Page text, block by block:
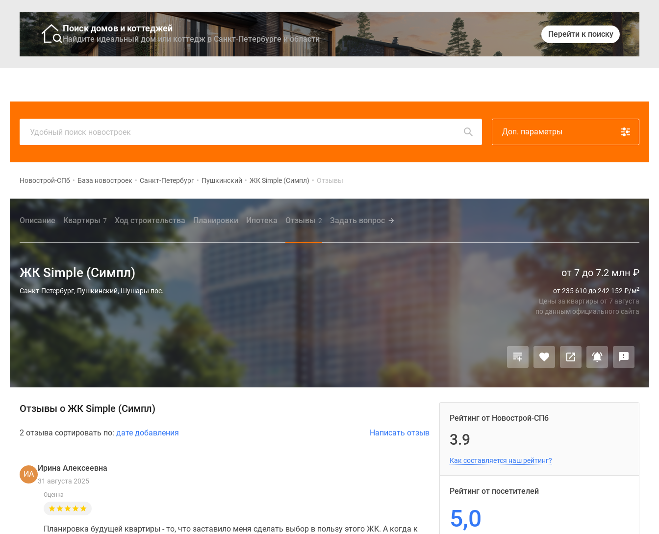
Поиск домов и коттеджей
Найдите идеальный дом или коттедж в Санкт-Петербурге и области
Перейти к поиску
Удобный поиск новостроек Доп. параметры
Новострой-СПб • База новостроек • Санкт-Петербург • Пушкинский • ЖК Simple (Симпл) • Отзывы
Описание Квартиры 7 Ход строительства Планировки Ипотека Отзывы 2 Задать вопрос
ЖК Simple (Симпл)
Санкт-Петербург, Пушкинский, Шушары пос.
от 7 до 7.2 млн ₽
от 235 610 до 242 152 ₽/м2
Цены за квартиры от7 августа
по данным официального сайта
Отзывы о ЖК Simple (Симпл)
2 отзыва сортировать по: дате добавления Написать отзыв
ИА
Ирина Алексеевна
31 августа 2025
Оценка
Планировка будущей квартиры - то, что заставило меня сделать выбор в пользу этого ЖК. А когда к
Рейтинг от Новострой-СПб
3.9
Как составляется наш рейтинг?
Рейтинг от посетителей
5,0